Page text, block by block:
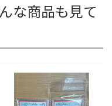
な商品も見て